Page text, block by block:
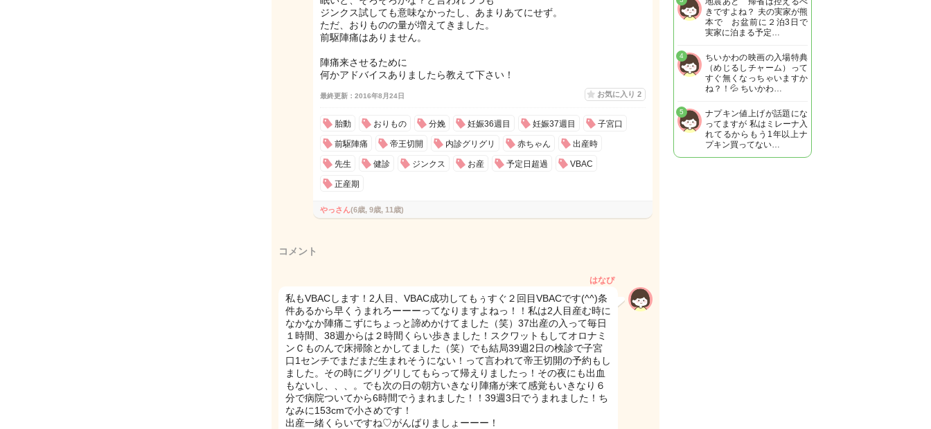
ジンクス試しても意味なかったし、あまりあてにせず。
ただ、おりものの量が増えてきました。
前駆陣痛はありません。
陣痛来させるために
何かアドバイスありましたら教えて下さい！
最終更新：2016年8月24日 お気に入り 2
胎動 おりもの 分娩 妊娠36週目 妊娠37週目 子宮口
前駆陣痛 帝王切開 内診グリグリ 赤ちゃん 出産時
先生 健診 ジンクス お産 予定日超過 VBAC
正産期
やっさん(6歳, 9歳, 11歳)
コメント
はなぴ
私もVBACします！2人目、VBAC成功してもぅすぐ２回目VBACです(^^)条
件あるから早くうまれろーーーってなりますよねっ！！私は2人目産む時に
なかなか陣痛こずにちょっと諦めかけてました（笑）37出産の入って毎日
１時間、38週からは２時間くらい歩きました！スクワットもしてオロナミ
ンＣものんで床掃除とかしてました（笑）でも結局39週2日の検診で子宮
口1センチでまだまだ生まれそうにない！って言われて帝王切開の予約もし
ました。その時にグリグリしてもらって帰えりましたっ！その夜にも出血
もないし、、、。でも次の日の朝方いきなり陣痛が来て感覚もいきなり６
分で病院ついてから6時間でうまれました！！39週3日でうまれました！ち
なみに153cmで小さめです！
出産一緒くらいですね♡がんばりましょーーー！
きですよね？ 夫の実家が熊
本で お盆前に２泊3日で
実家に泊まる予定…
ちいかわの映画の入場特典
（めじるしチャーム）って
すぐ無くなっちゃいますか
ね？！💦 ちいかわ…
4
ナプキン値上げが話題にな
ってますが 私はミレーナ入
れてるからもう1年以上ナ
プキン買ってない…
5